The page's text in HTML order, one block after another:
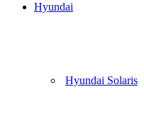
Hyundai
Hyundai Solaris